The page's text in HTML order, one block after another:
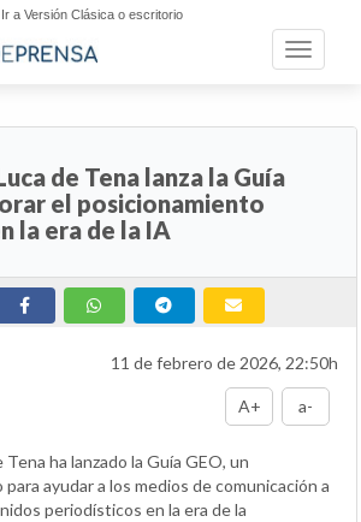
Ir a Versión Clásica o escritorio
Toggle
de Tena lanza la Guía
el posicionamiento
la era de la IA
11 de febrero de 2026, 22:50h
A+ a-
Tena ha lanzado la Guía GEO, un
ayudar a los medios de comunicación a
periodísticos en la era de la